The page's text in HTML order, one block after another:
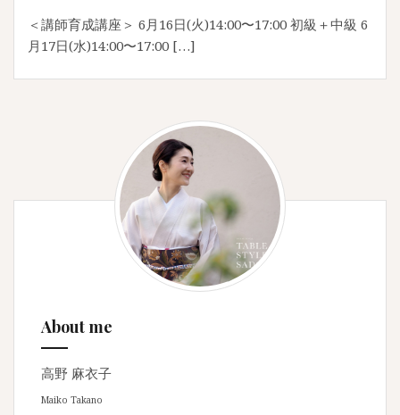
＜講師育成講座＞ 6月16日(火)14:00〜17:00 初級＋中級 6
月17日(水)14:00〜17:00 […]
About me
高野 麻衣子
Maiko Takano